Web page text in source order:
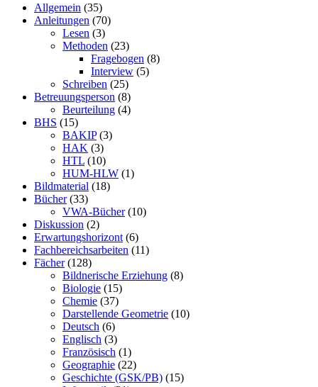
Allgemein (35)
Anleitungen (70)
Lesen (3)
Methoden (23)
Fragebogen (8)
Interview (5)
Schreiben (25)
Betreuungsperson (8)
Beurteilung (4)
BHS (15)
BAKIP(3)
HAK (3)
HTL (10)
HUM-HLW (1)
Bildmaterial (18)
Bücher(33)
VWA-Bücher(10)
Diskussion (2)
Erwartungshorizont (6)
Fachbereichsarbeiten (11)
Fächer(128)
Bildnerische Erziehung (8)
Biologie (15)
Chemie (37)
Darstellende Geometrie (10)
Deutsch (6)
Englisch (3)
Französisch (1)
Geographie (22)
Geschichte (GSK/PB) (15)